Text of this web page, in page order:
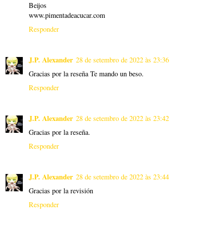
Beijos
www.pimentadeacucar.com
Responder
J.P. Alexander 28 de setembro de 2022 às 23:36
Gracias por la reseña Te mando un beso.
Responder
J.P. Alexander 28 de setembro de 2022 às 23:42
Gracias por la reseña.
Responder
J.P. Alexander 28 de setembro de 2022 às 23:44
Gracias por la revisión
Responder